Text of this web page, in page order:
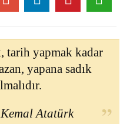
tarih yapmak kadar
yapana sadık
Atatürk